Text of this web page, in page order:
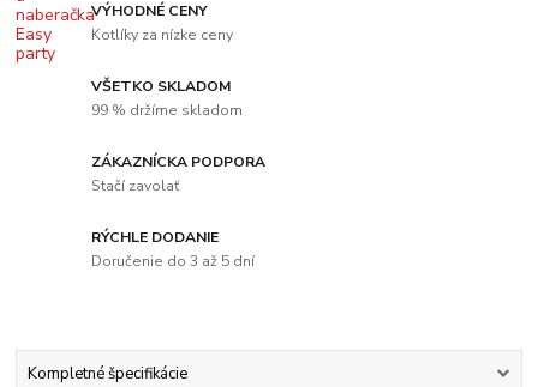
VÝHODNÉ CENY
Kotlíky za nízke ceny
VŠETKO SKLADOM
99 % držíme skladom
ZÁKAZNÍCKA PODPORA
Stačí zavolať
RÝCHLE DODANIE
Doručenie do 3 až 5 dní
Kompletné špecifikácie